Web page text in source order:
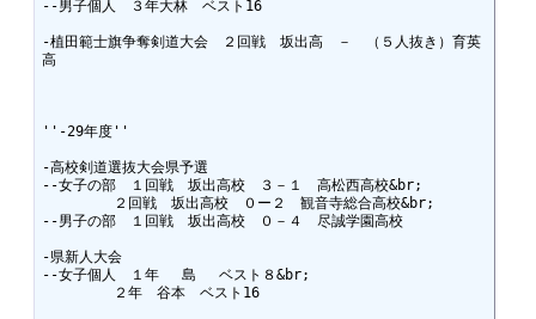
--男子個人　３年大林　ベスト16
-植田範士旗争奪剣道大会　２回戦　坂出高　－　（５人抜き）育英
高
''-29年度''
-高校剣道選抜大会県予選
--女子の部　１回戦　坂出高校　３－１　高松西高校&br;
２回戦　坂出高校　０ー２　観音寺総合高校&br;
--男子の部　１回戦　坂出高校　０－４　尽誠学園高校
-県新人大会
--女子個人　１年　 島 　ベスト８&br;
２年　谷本　ベスト16